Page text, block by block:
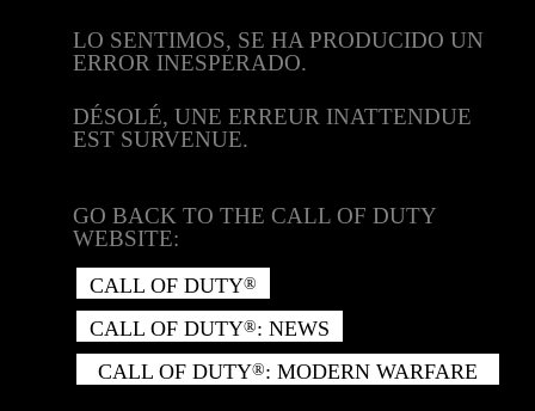
LO SENTIMOS, SE HA PRODUCIDO UN
ERROR INESPERADO.
DÉSOLÉ, UNE ERREUR INATTENDUE
EST SURVENUE.
GO BACK TO THE CALL OF DUTY
WEBSITE:
CALL OF DUTY®
CALL OF DUTY®: NEWS
CALL OF DUTY®: MODERN WARFARE